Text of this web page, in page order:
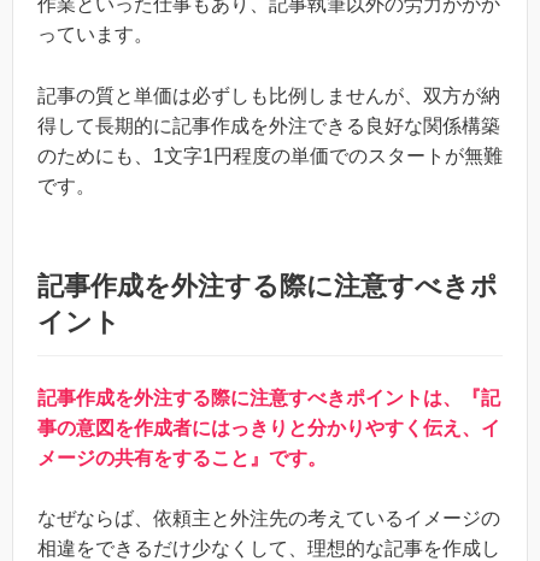
作業といった仕事もあり、記事執筆以外の労力がかか
っています。
記事の質と単価は必ずしも比例しませんが、双方が納
得して長期的に記事作成を外注できる良好な関係構築
のためにも、1文字1円程度の単価でのスタートが無難
です。
記事作成を外注する際に注意すべきポ
イント
記事作成を外注する際に注意すべきポイントは、『記
事の意図を作成者にはっきりと分かりやすく伝え、イ
メージの共有をすること』です。
なぜならば、依頼主と外注先の考えているイメージの
相違をできるだけ少なくして、理想的な記事を作成し